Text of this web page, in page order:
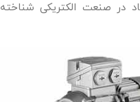
در صنعت الکتریکی شناخته